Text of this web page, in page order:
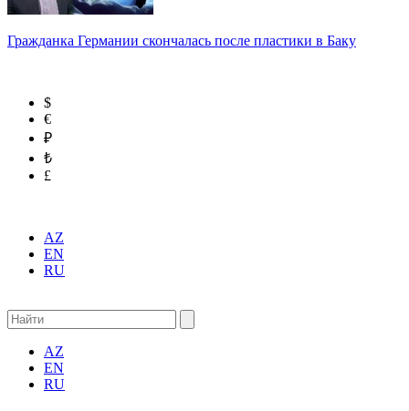
Гражданка Германии скончалась после пластики в Баку
$
€
₽
₺
£
AZ
EN
RU
AZ
EN
RU